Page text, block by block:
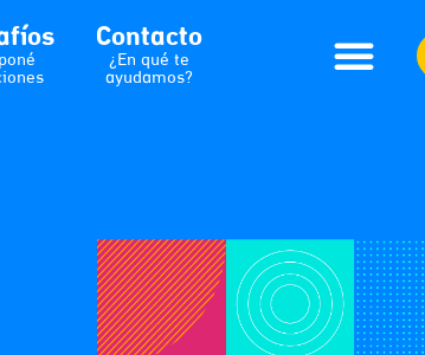
Contacto
¿En qué te
ayudamos?